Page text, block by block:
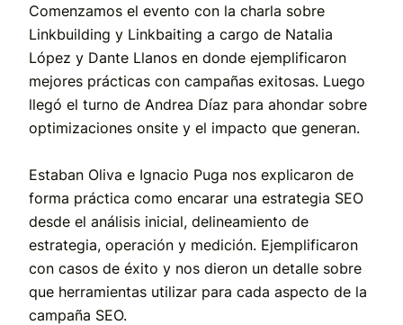
Comenzamos el evento con la charla sobre
Linkbuilding y Linkbaiting a cargo de Natalia
López y Dante Llanos en donde ejemplificaron
mejores prácticas con campañas exitosas. Luego
llegó el turno de Andrea Díaz para ahondar sobre
optimizaciones onsite y el impacto que generan.
Estaban Oliva e Ignacio Puga nos explicaron de
forma práctica como encarar una estrategia SEO
desde el análisis inicial, delineamiento de
estrategia, operación y medición. Ejemplificaron
con casos de éxito y nos dieron un detalle sobre
que herramientas utilizar para cada aspecto de la
campaña SEO.